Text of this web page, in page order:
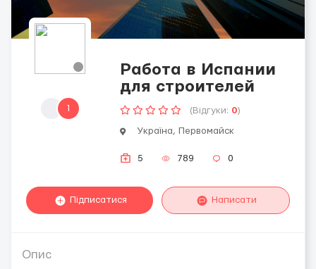
1
Работа в Испании
для строителей
(Відгуки: 0)
Україна, Первомайск
5 789 0
Підписатися Написати
Опис